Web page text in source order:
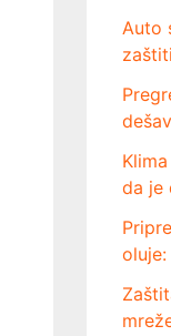
Auto
da je